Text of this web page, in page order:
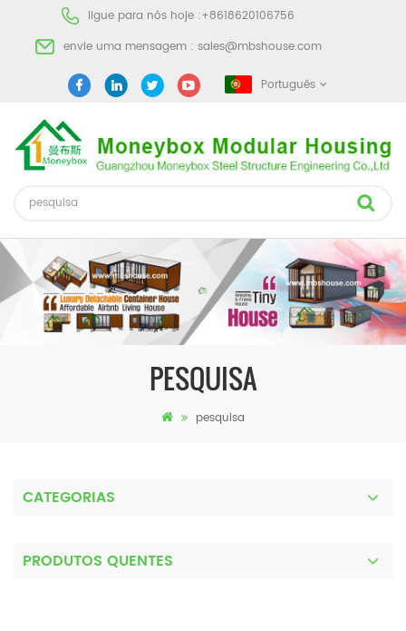
ligue para nós hoje :+8618620106756
envie uma mensagem : sales@mbshouse.com
Português
PESQUISA
pesquisa
CATEGORIAS
PRODUTOS QUENTES